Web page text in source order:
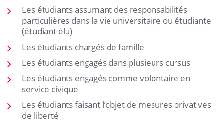
Les étudiants assumant des responsabilités
particulières dans la vie universitaire ou étudiante
(étudiant élu)
Les étudiants chargés de famille
Les étudiants engagés dans plusieurs cursus
Les étudiants engagés comme volontaire en
service civique
Les étudiants faisant l’objet de mesures privatives
de liberté